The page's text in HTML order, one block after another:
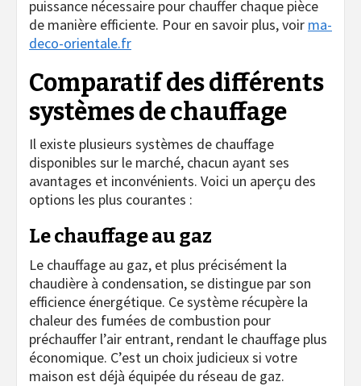
puissance nécessaire pour chauffer chaque pièce
de manière efficiente. Pour en savoir plus, voir ma-
deco-orientale.fr
Comparatif des différents
systèmes de chauffage
Il existe plusieurs systèmes de chauffage
disponibles sur le marché, chacun ayant ses
avantages et inconvénients. Voici un aperçu des
options les plus courantes :
Le chauffage au gaz
Le chauffage au gaz, et plus précisément la
chaudière à condensation, se distingue par son
efficience énergétique. Ce système récupère la
chaleur des fumées de combustion pour
préchauffer l’air entrant, rendant le chauffage plus
économique. C’est un choix judicieux si votre
maison est déjà équipée du réseau de gaz.